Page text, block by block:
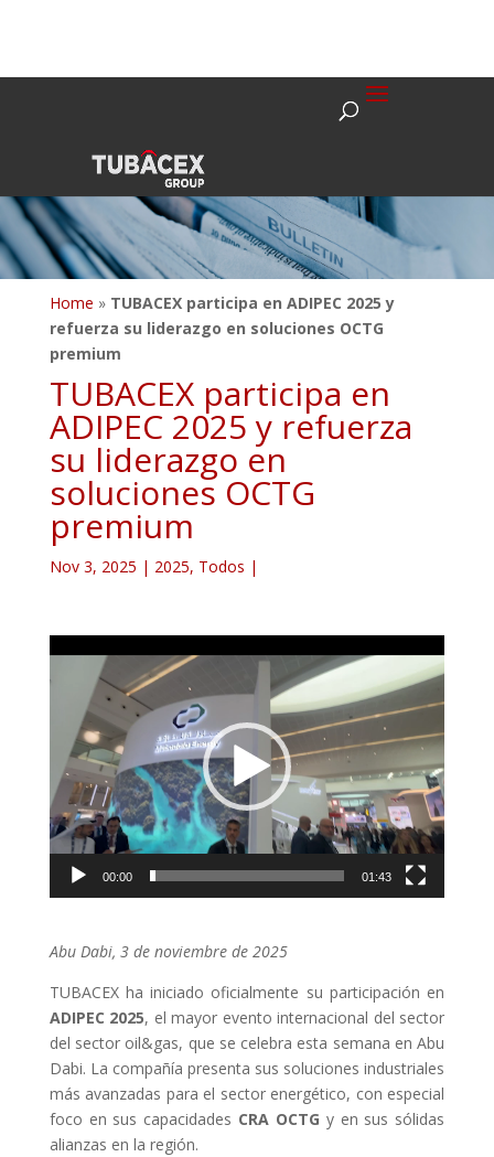
Home » TUBACEX participa en ADIPEC 2025 y
refuerza su liderazgo en soluciones OCTG
premium
TUBACEX participa en
ADIPEC 2025 y refuerza
su liderazgo en
soluciones OCTG
premium
Nov 3, 2025 | 2025, Todos |
00:00 01:43
Abu Dabi, 3 de noviembre de 2025
TUBACEX ha iniciado oficialmente su participación en
ADIPEC 2025, el mayor evento internacional del sector
del sector oil&gas, que se celebra esta semana en Abu
Dabi. La compañía presenta sus soluciones industriales
más avanzadas para el sector energético, con especial
foco en sus capacidades CRA OCTG y en sus sólidas
alianzas en la región.